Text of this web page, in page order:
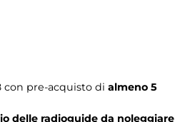
con pre-acquisto di almeno 5
delle radioguide da noleggiare